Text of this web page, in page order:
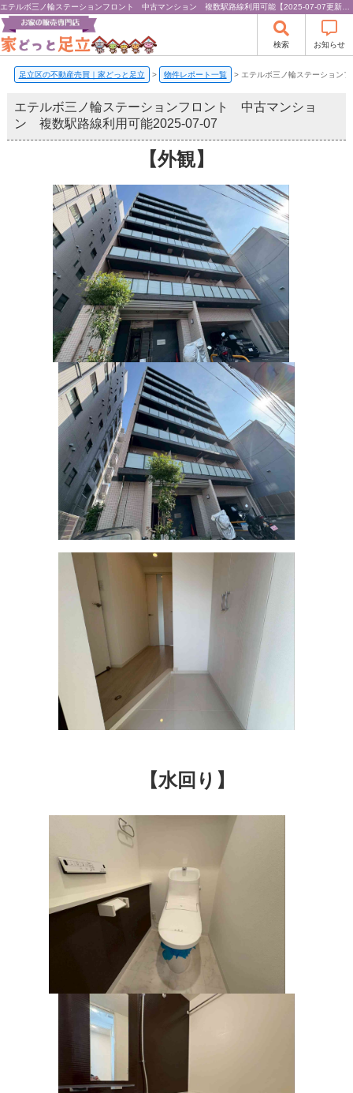
検索 お知らせ
足立区の不動産売買｜家どっと足立 > 物件レポート一覧 > エテルボ三ノ輪ステーション
エテルボ三ノ輪ステーションフロント 中古マンショ
ン 複数駅路線利用可能2025-07-07
【外観】
【水回り】